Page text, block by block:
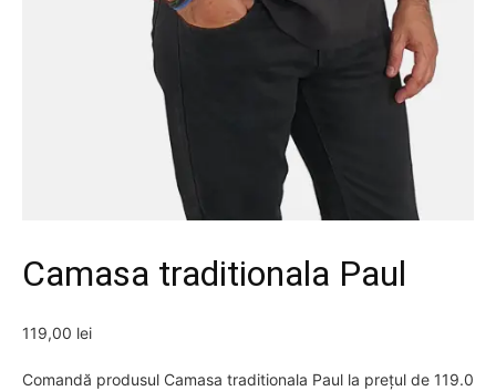
Camasa traditionala Paul
119,00 lei
Comandă produsul Camasa traditionala Paul la prețul de 119.0